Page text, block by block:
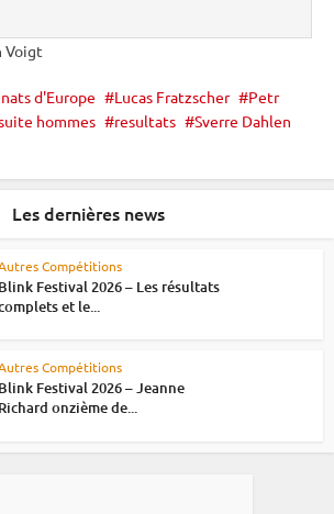
Voigt
d'Europe Lucas Fratzscher
Petr
hommes resultats
Sverre Dahlen
Les dernières news
Compétitions
Blink Festival 2026 – Les résultats
et le...
Compétitions
Blink Festival 2026 – Jeanne
Richard onzième de...